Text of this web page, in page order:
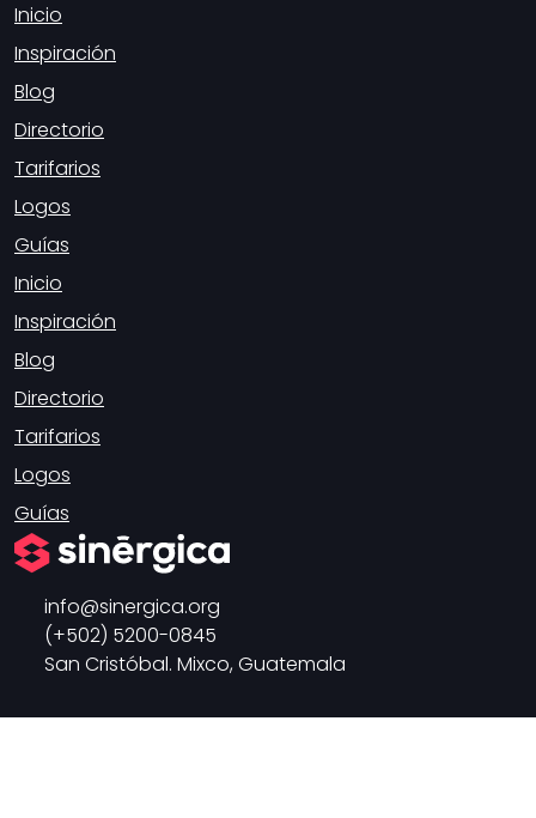
Inicio
Inspiración
Blog
Directorio
Tarifarios
Logos
Guías
Inicio
Inspiración
Blog
Directorio
Tarifarios
Logos
Guías
info
sinergica.org
(+502) 5200-0845
San Cristóbal. Mixco, Guatemala